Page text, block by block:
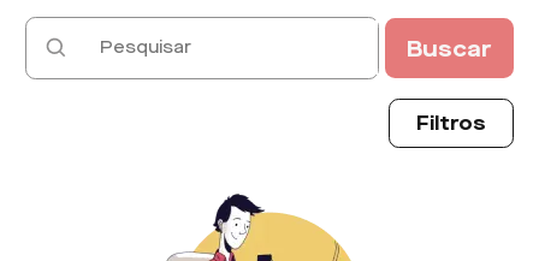
Buscar
Filtros